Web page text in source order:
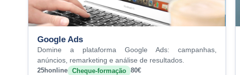
Google Ads
Domine a plataforma Google Ads: campanhas,
anúncios, remarketing e análise de resultados.
25honline Cheque-formação 80€